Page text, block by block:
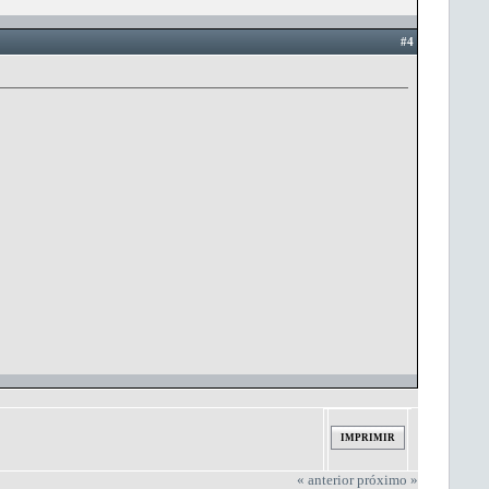
#4
IMPRIMIR
« anterior próximo »